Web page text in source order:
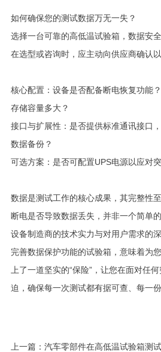
如何确保您的测试数据万无一失？
选择一台可靠的高低温试验箱，数据安
在选型或咨询时，应主动向供应商确认以
核心配置：设备是否配备断电恢复功能
存储容量多大？
接口与扩展性：是否提供标准通讯接口
数据备份？
可选方案：是否可配置UPS电源以应对
数据是测试工作的核心成果，其完整性
断电是否导致数据丢失，并非一个简单
设备制造商的技术实力与对用户需求的
完善数据保护功能的试验箱，意味着为
上了一道坚实的“保险”，让您在面对任
迫，确保每一次测试都有据可查、每一
上一篇： 汽车零部件在高低温试验箱测